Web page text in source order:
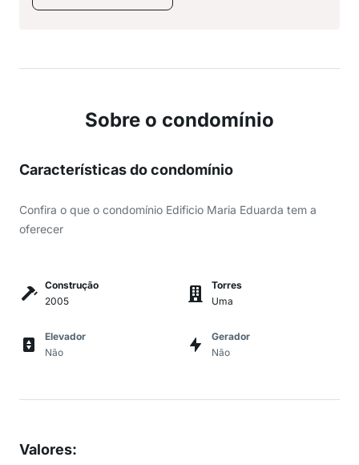
Sobre o condomínio
Características do condomínio
Confira o que o condomínio Edificio Maria Eduarda tem a
oferecer
Construção
2005
Torres
Uma
Elevador
Não
Gerador
Não
Valores: